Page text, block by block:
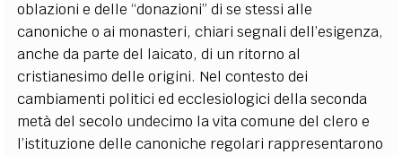
oblazioni e delle “donazioni” di se stessi alle
canoniche o ai monasteri, chiari segnali dell’esigenza,
anche da parte del laicato, di un ritorno al
cristianesimo delle origini. Nel contesto dei
cambiamenti politici ed ecclesiologici della seconda
metà del secolo undecimo la vita comune del clero e
l’istituzione delle canoniche regolari rappresentarono